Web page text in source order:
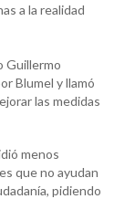
a la realidad
Guillermo
Blumel y llamó
las medidas
menos
que no ayudan
pidiendo